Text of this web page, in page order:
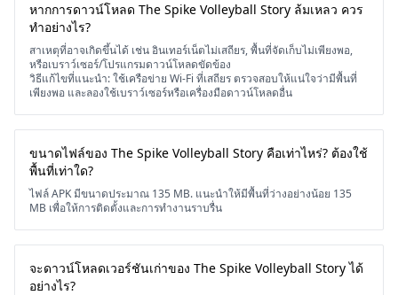
หากการดาวน์โหลด The Spike Volleyball Story ล้มเหลว ควร
ทำอย่างไร?
สาเหตุที่อาจเกิดขึ้นได้ เช่น อินเทอร์เน็ตไม่เสถียร, พื้นที่จัดเก็บไม่เพียงพอ,
หรือเบราว์เซอร์/โปรแกรมดาวน์โหลดขัดข้อง
วิธีแก้ไขที่แนะนำ: ใช้เครือข่าย Wi-Fi ที่เสถียร ตรวจสอบให้แน่ใจว่ามีพื้นที่
เพียงพอ และลองใช้เบราว์เซอร์หรือเครื่องมือดาวน์โหลดอื่น
ขนาดไฟล์ของ The Spike Volleyball Story คือเท่าไหร่? ต้องใช้
พื้นที่เท่าใด?
ไฟล์ APK มีขนาดประมาณ 135 MB. แนะนำให้มีพื้นที่ว่างอย่างน้อย 135
MB เพื่อให้การติดตั้งและการทำงานราบรื่น
จะดาวน์โหลดเวอร์ชันเก่าของ The Spike Volleyball Story ได้
อย่างไร?